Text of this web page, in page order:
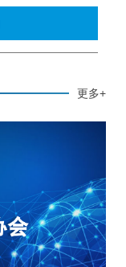
更多+